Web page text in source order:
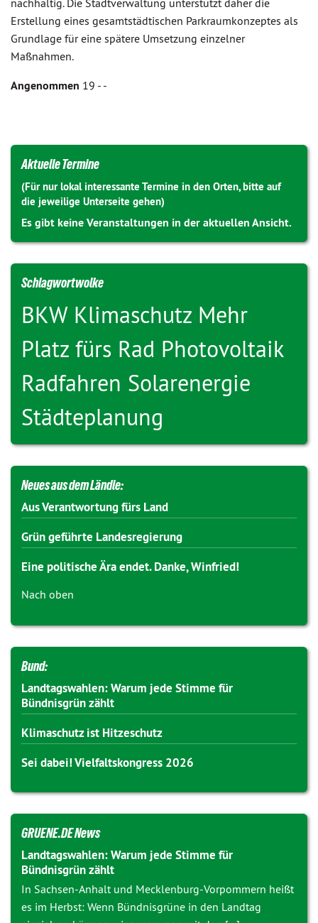
nachhaltig. Die Stadtverwaltung unterstützt daher die
Erstellung eines gesamtstädtischen Parkraumkonzeptes als
Grundlage für eine spätere Umsetzung einzelner
Maßnahmen.
Angenommen 19 - -
Aktuelle Termine
(Für nur lokal interessante Termine in den Orten, bitte auf
die jeweilige Unterseite gehen)
Es gibt keine Veranstaltungen in der aktuellen Ansicht.
Schlagwortwolke
BKW Klimaschutz Mehr
Platz fürs Rad Photovoltaik
Radfahren Solarenergie
Städteplanung
Neues aus dem Ländle:
Aus Verantwortung fürs Land
Grün geführte Landesregierung
Eine politische Ära endet. Danke, Winfried!
Nach oben
Bund:
Landtagswahlen: Warum jede Stimme für
Bündnisgrün zählt
Klimaschutz ist Hitzeschutz
Sei dabei! Vielfaltskongress 2026
GRUENE.DE News
Landtagswahlen: Warum jede Stimme für
Bündnisgrün zählt
In Sachsen-Anhalt und Mecklenburg-Vorpommern heißt
es im Herbst: Wenn Bündnisgrüne in den Landtag